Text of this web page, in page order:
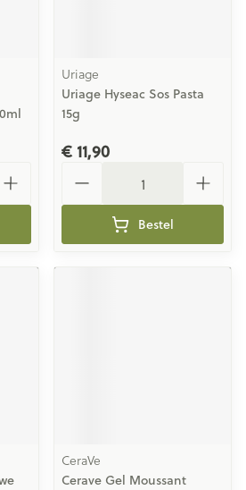
Uriage
Uriage Hyseac Sos Pasta
15g
€ 11,90
Bestel
CeraVe
Cerave Gel Moussant